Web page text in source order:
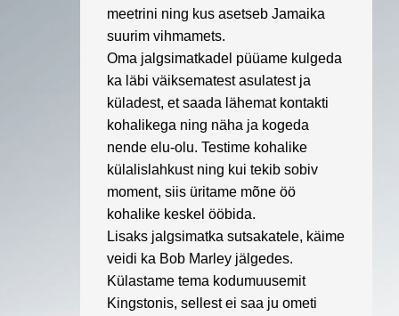
meetrini ning kus asetseb Jamaika
suurim vihmamets.
Oma jalgsimatkadel püüame kulgeda
ka läbi väiksematest asulatest ja
küladest, et saada lähemat kontakti
kohalikega ning näha ja kogeda
nende elu-olu. Testime kohalike
külalislahkust ning kui tekib sobiv
moment, siis üritame mõne öö
kohalike keskel ööbida.
Lisaks jalgsimatka sutsakatele, käime
veidi ka Bob Marley jälgedes.
Külastame tema kodumuusemit
Kingstonis, sellest ei saa ju ometi